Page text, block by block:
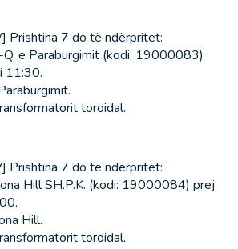
Prishtina 7 do të ndërpritet:
e Paraburgimit (kodi: 19000083)
11:30.
toroidal.
Prishtina 7 do të ndërpritet:
Hill SH.P.K. (kodi: 19000084) prej
Hill.
toroidal.